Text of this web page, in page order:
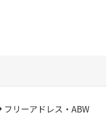
フリーアドレス・ABW